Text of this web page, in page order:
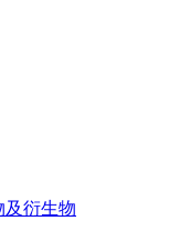
及衍生物